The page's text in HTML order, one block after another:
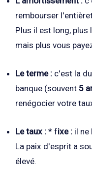
rembourser
Plus il est long,
mais plus vous
Le terme : c'est la
banque (souvent5
renégocier votre
Le taux : * fixe : il ne
La paix d'esprit a
élevé.